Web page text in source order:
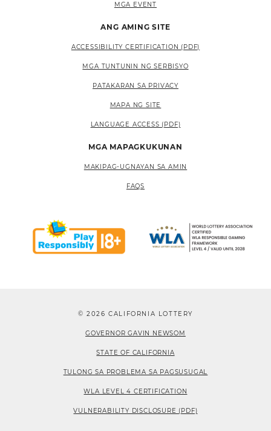
MGA EVENT
ANG AMING SITE
ACCESSIBILITY CERTIFICATION (PDF)
MGA TUNTUNIN NG SERBISYO
PATAKARAN SA PRIVACY
MAPA NG SITE
LANGUAGE ACCESS (PDF)
MGA MAPAGKUKUNAN
MAKIPAG-UGNAYAN SA AMIN
FAQS
© 2026 CALIFORNIA LOTTERY
GOVERNOR GAVIN NEWSOM
STATE OF CALIFORNIA
TULONG SA PROBLEMA SA PAGSUSUGAL
WLA LEVEL 4 CERTIFICATION
VULNERABILITY DISCLOSURE (PDF)